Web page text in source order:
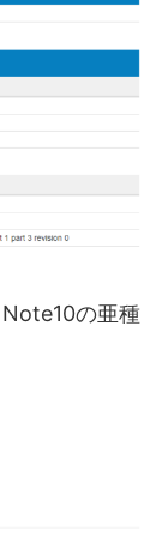
の亜種